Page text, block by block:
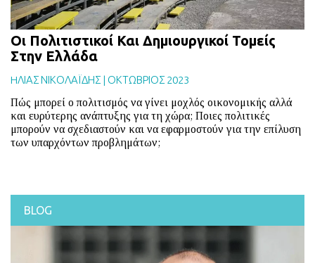
Οι Πολιτιστικοί Και Δημιουργικοί Τομείς
Στην Ελλάδα
HΛΙΑΣ ΝΙΚΟΛΑΪΔΗΣ | ΟΚΤΩΒΡΙΟΣ 2023
Πώς μπορεί ο πολιτισμός να γίνει μοχλός οικονομικής αλλά
και ευρύτερης ανάπτυξης για τη χώρα; Ποιες πολιτικές
μπορούν να σχεδιαστούν και να εφαρμοστούν για την επίλυση
των υπαρχόντων προβλημάτων;
BLOG